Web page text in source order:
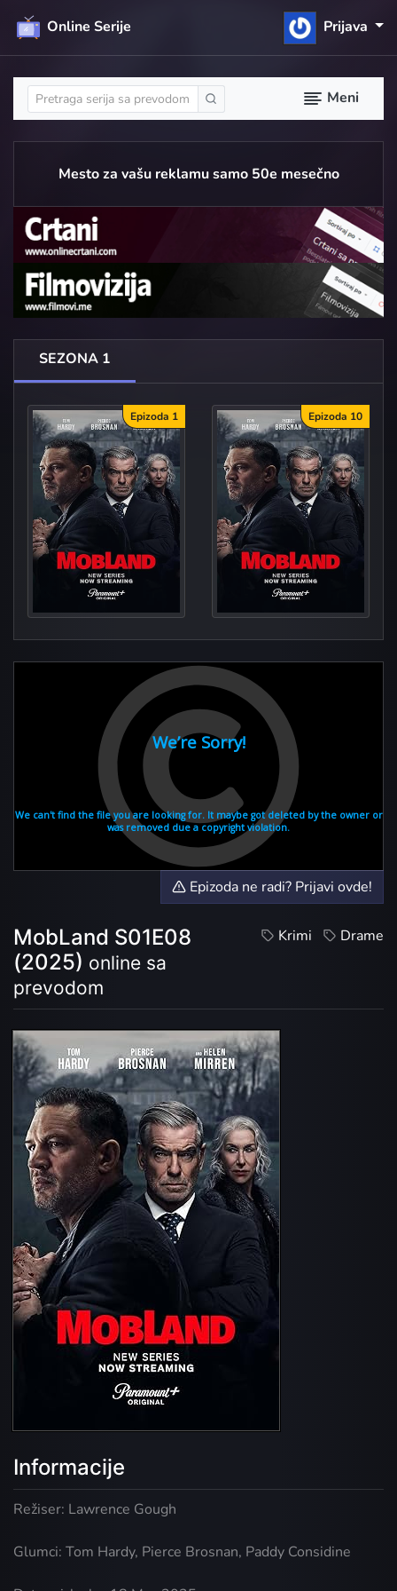
Online Serije Prijava
Meni
Mesto za vašu reklamu samo 50e mesečno
SEZONA 1
Epizoda 1 Epizoda 10
The Beas
Epizoda ne radi? Prijavi ovde!
Krimi Drame
MobLand S01E08
(2025) online sa
prevodom
Informacije
Režiser: Lawrence Gough
Glumci: Tom Hardy, Pierce Brosnan, Paddy Considine